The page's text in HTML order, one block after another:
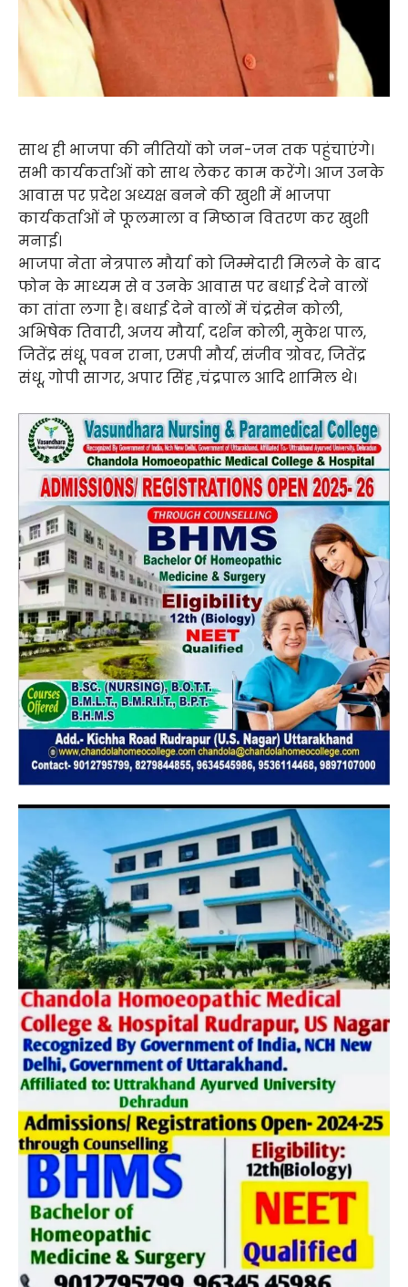
साथ ही भाजपा की नीतियों को जन-जन तक पहुंचाएंगे।
सभी कार्यकर्ताओं को साथ लेकर काम करेंगे। आज उनके
आवास पर प्रदेश अध्यक्ष बनने की खुशी में भाजपा
कार्यकर्ताओं ने फूलमाला व मिष्ठान वितरण कर खुशी
मनाई।
भाजपा नेता नेत्रपाल मौर्या को जिम्मेदारी मिलने के बाद
फोन के माध्यम से व उनके आवास पर बधाई देने वालों
का तांता लगा है। बधाई देने वालों में चंद्रसेन कोली,
अभिषेक तिवारी, अजय मौर्या, दर्शन कोली, मुकेश पाल,
जितेंद्र संधू, पवन राना, एमपी मौर्य, संजीव ग्रोवर, जितेंद्र
संधू, गोपी सागर, अपार सिंह ,चंद्रपाल आदि शामिल थे।